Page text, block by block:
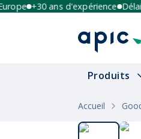
+30 ans d'expérience Délai
Produits
Accueil